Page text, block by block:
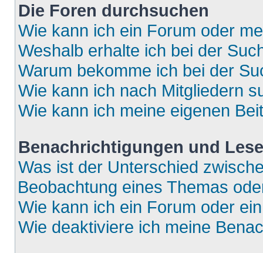
Die Foren durchsuchen
Wie kann ich ein Forum oder
Weshalb erhalte ich bei der
Warum bekomme ich bei der
Wie kann ich nach Mitgliedern
Wie kann ich meine eigenen
Benachrichtigungen und
Was ist der Unterschied
Beobachtung eines Themas
Wie kann ich ein Forum oder
Wie deaktiviere ich meine